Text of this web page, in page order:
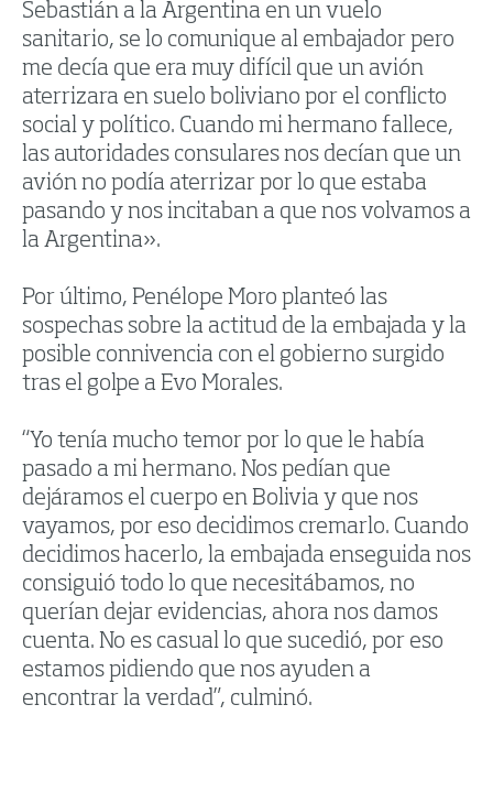
Sebastián a la Argentina en un vuelo
sanitario, se lo comunique al embajador pero
me decía que era muy difícil que un avión
aterrizara en suelo boliviano por el conflicto
social y político. Cuando mi hermano fallece,
las autoridades consulares nos decían que un
avión no podía aterrizar por lo que estaba
pasando y nos incitaban a que nos volvamos a
la Argentina».
Por último, Penélope Moro planteó las
sospechas sobre la actitud de la embajada y la
posible connivencia con el gobierno surgido
tras el golpe a Evo Morales.
“Yo tenía mucho temor por lo que le había
pasado a mi hermano. Nos pedían que
dejáramos el cuerpo en Bolivia y que nos
vayamos, por eso decidimos cremarlo. Cuando
decidimos hacerlo, la embajada enseguida nos
consiguió todo lo que necesitábamos, no
querían dejar evidencias, ahora nos damos
cuenta. No es casual lo que sucedió, por eso
estamos pidiendo que nos ayuden a
encontrar la verdad”, culminó.